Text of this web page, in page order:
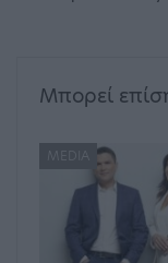
Μπορεί
MEDIA